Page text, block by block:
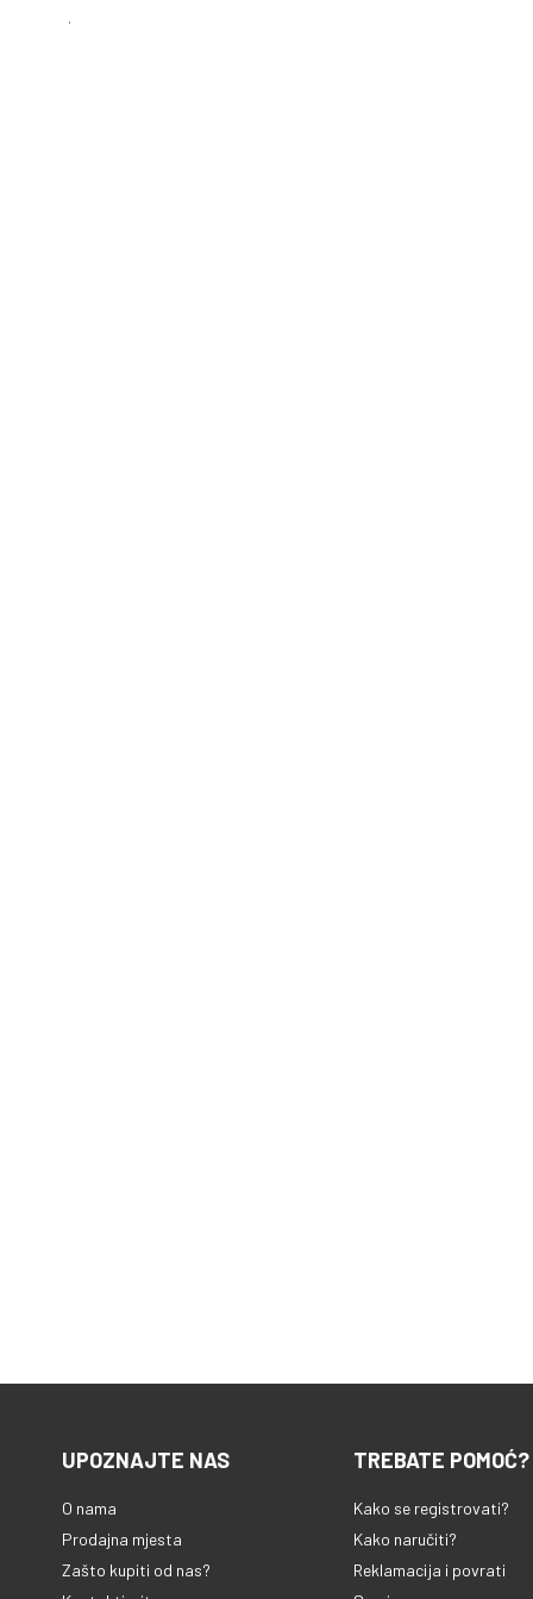
.
UPOZNAJTE NAS
O nama
Prodajna mjesta
Zašto kupiti od nas?
TREBATE POMOĆ?
Kako se registrovati?
Kako naručiti?
Reklamacija i povrati